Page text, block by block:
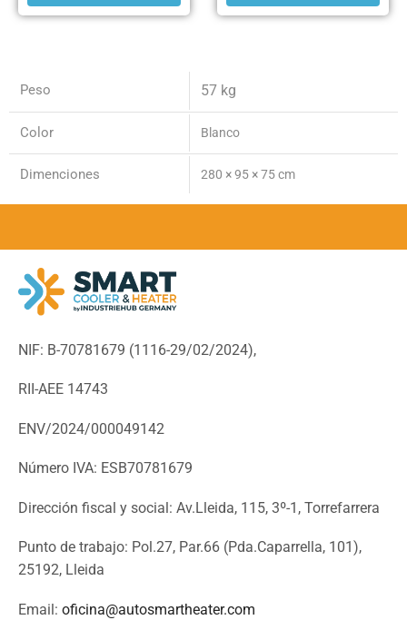
Peso 57 kg
Color Blanco
Dimenciones 280 × 95 × 75 cm
NIF: B-70781679 (1116-29/02/2024),
RII-AEE 14743
ENV/2024/000049142
Número IVA: ESB70781679
Dirección fiscal y social: Av.Lleida, 115, 3º-1, Torrefarrera
Punto de trabajo: Pol.27, Par.66 (Pda.Caparrella, 101),
25192, Lleida
Email: oficina@autosmartheater.com